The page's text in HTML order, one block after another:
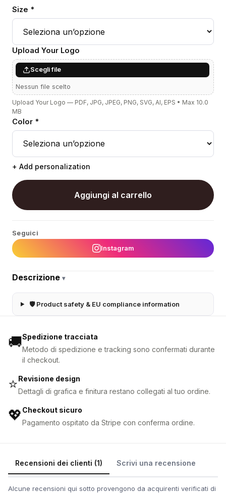
Size *
Upload Your Logo
Scegli file
Nessun file scelto
Upload Your Logo — PDF, JPG, JPEG, PNG, SVG, AI, EPS • Max 10.0
MB
Color *
+ Add personalization
Aggiungi al carrello
Seguici
Instagram
Descrizione ▾
🛡 Product safety & EU compliance information
🚚Spedizione tracciata
Metodo di spedizione e tracking sono confermati durante
il checkout.
⭐Revisione design
Dettagli di grafica e finitura restano collegati al tuo ordine.
💖 Checkout sicuro
Pagamento ospitato da Stripe con conferma ordine.
Recensioni dei clienti (1) Scrivi una recensione
Alcune recensioni qui sotto provengono da acquirenti verificati di